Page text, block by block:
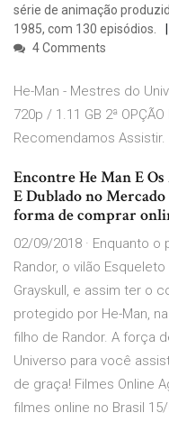
série de animação
1985, com 130 episódios.
4 Comments
He-Man - Mestres do
720p / 1.11 GB 2ª
Recomendamos Assistir.
Encontre He Man E
E Dublado no
forma de comprar
02/09/2018 · Enquanto
Randor, o vilão
Grayskull, e assim ter o
protegido por He-Man,
filho de Randor. A força
Universo para você
de graça! Filmes Online
filmes online no Brasil